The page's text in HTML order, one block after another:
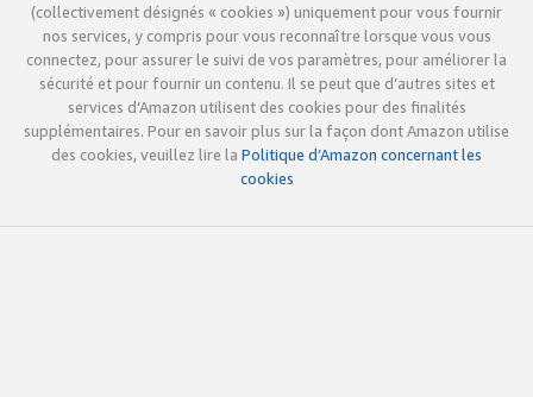
(collectivement désignés « cookies ») uniquement pour vous fournir
nos services, y compris pour vous reconnaître lorsque vous vous
connectez, pour assurer le suivi de vos paramètres, pour améliorer la
sécurité et pour fournir un contenu. Il se peut que d’autres sites et
services d’Amazon utilisent des cookies pour des finalités
supplémentaires. Pour en savoir plus sur la façon dont Amazon utilise
des cookies, veuillez lire la Politique d’Amazon concernant les
cookies